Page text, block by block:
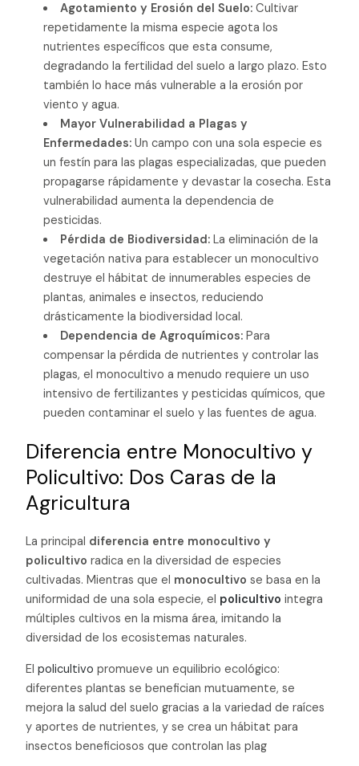
Agotamiento y Erosión del Suelo:Cultivar
repetidamente la misma especie agota los
nutrientes específicos que esta consume,
degradando la fertilidad del suelo a largo plazo. Esto
también lo hace más vulnerable a la erosión por
viento y agua.
Mayor Vulnerabilidad a Plagas y
Enfermedades: Un campo con una sola especie es
un festín para las plagas especializadas, que pueden
propagarse rápidamente y devastar la cosecha. Esta
vulnerabilidad aumenta la dependencia de
pesticidas.
Pérdida de Biodiversidad:La eliminación de la
vegetación nativa para establecer un monocultivo
destruye el hábitat de innumerables especies de
plantas, animales e insectos, reduciendo
drásticamente la biodiversidad local.
Dependencia de Agroquímicos:Para
compensar la pérdida de nutrientes y controlar las
plagas, el monocultivo a menudo requiere un uso
intensivo de fertilizantes y pesticidas químicos, que
pueden contaminar el suelo y las fuentes de agua.
Diferencia entre Monocultivo y
Policultivo: Dos Caras de la
Agricultura
La principal diferencia entre monocultivo y
policultivo radica en la diversidad de especies
cultivadas. Mientras que el monocultivo se basa en la
uniformidad de una sola especie, el policultivo integra
múltiples cultivos en la misma área, imitando la
diversidad de los ecosistemas naturales.
Elpolicultivo promueve un equilibrio ecológico:
diferentes plantas se benefician mutuamente, se
mejora la salud del suelo gracias a la variedad de raíces
y aportes de nutrientes, y se crea un hábitat para
insectos beneficiosos que controlan las plag